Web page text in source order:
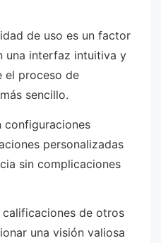
de uso es un factor
una interfaz intuitiva y
el proceso de
sencillo.
configuraciones
personalizadas
sin complicaciones
calificaciones de otros
una visión valiosa